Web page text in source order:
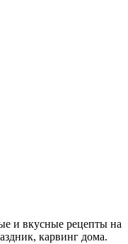
и вкусные рецепты на
карвинг дома.